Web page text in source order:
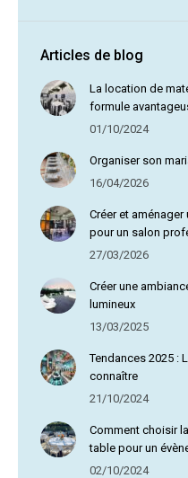
Articles de blog
La location de
formule
01/10/2024
Organiser son
16/04/2026
Créer et
pour un salon
27/03/2026
Créer une
lumineux
13/03/2025
Tendances 2025 :
connaître
21/10/2024
Comment choisir
table pour un
02/10/2024